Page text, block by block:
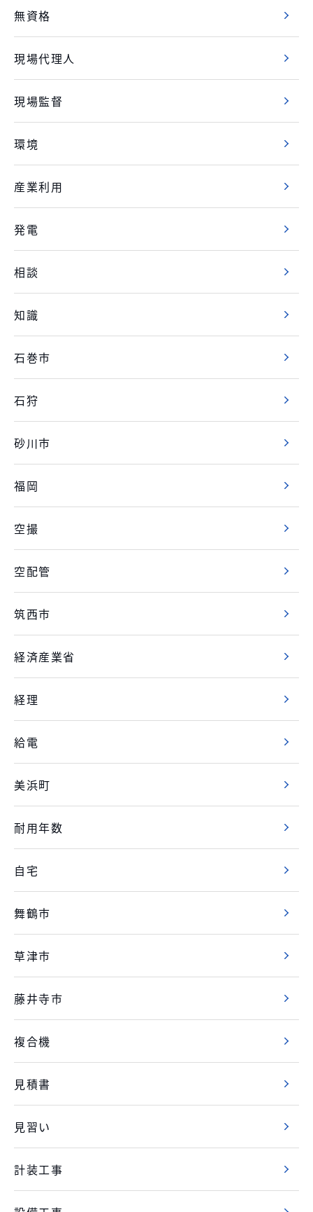
無資格
現場代理人
現場監督
環境
産業利用
発電
相談
知識
石巻市
石狩
砂川市
福岡
空撮
空配管
筑西市
経済産業省
経理
給電
美浜町
耐用年数
自宅
舞鶴市
草津市
藤井寺市
複合機
見積書
見習い
計装工事